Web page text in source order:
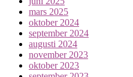
mars 2025
oktober 2024
september 2024
augusti 2024
november 2023
oktober 2023